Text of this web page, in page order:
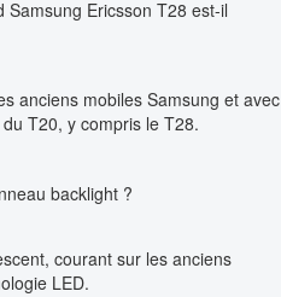
Ericsson T28 est-il
anciens mobiles Samsung et avec
T20, y compris le T28.
backlight ?
courant sur les anciens
LED.